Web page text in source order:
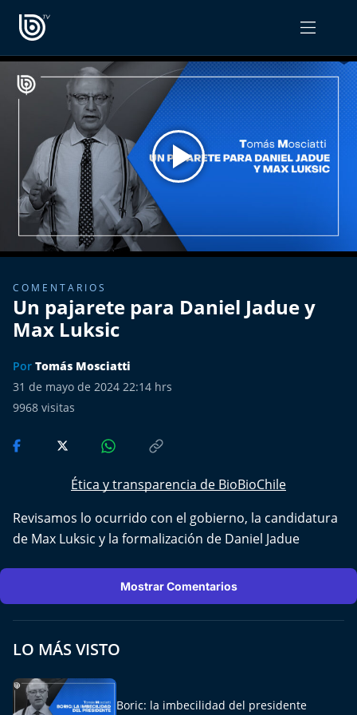
PROGRAMAS
Radiograma
Expreso Bío Bío
Podría Ser Peor
La Entrevista de Tomás Mosciatti
Entrevistas BioBioTV
Comentarios de Tomás Mosciatti
Más de Ti Podcast
Realizadores
Retropop
De Plato en Plato
Los Inestables
Tu Mereces Ser Feliz
Efemérides
Cultura y Espectáculos
PODCAST RADIOGRAMA
COMENTARIOS
Un pajarete para Daniel Jadue y
Max Luksic
Por Tomás Mosciatti
31 de mayo de 2024 22:14 hrs
9968 visitas
Ética y transparencia de BioBioChile
Revisamos lo ocurrido con el gobierno, la candidatura
de Max Luksic y la formalización de Daniel Jadue
Mostrar Comentarios
LO MÁS VISTO
Boric: la imbecilidad del presidente